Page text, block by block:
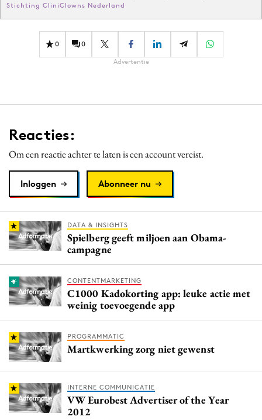
Stichting CliniClowns Nederland
0 0
Advertentie
Reacties:
Om een reactie achter te laten is een account vereist.
Inloggen Abonneer nu
DATA & INSIGHTS
Spielberg geeft miljoen aan Obama-
campagne
CONTENTMARKETING
C1000 Kadokorting app: leuke actie met
weinig toevoegende app
PROGRAMMATIC
Martkwerking zorg niet gewenst
INTERNE COMMUNICATIE
VW Eurobest Advertiser of the Year
2012